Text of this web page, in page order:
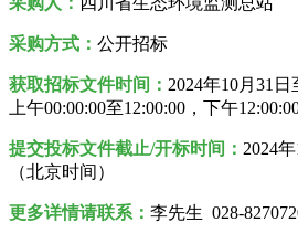
采购方式 ： 公开招标
获取招标文件时间： 2024年10月31
上午00:00:00至12:00:00，下午
提交投标文件截止/开标时间： 2024
（北京时间）
更多详情请联系： 李先生 028-